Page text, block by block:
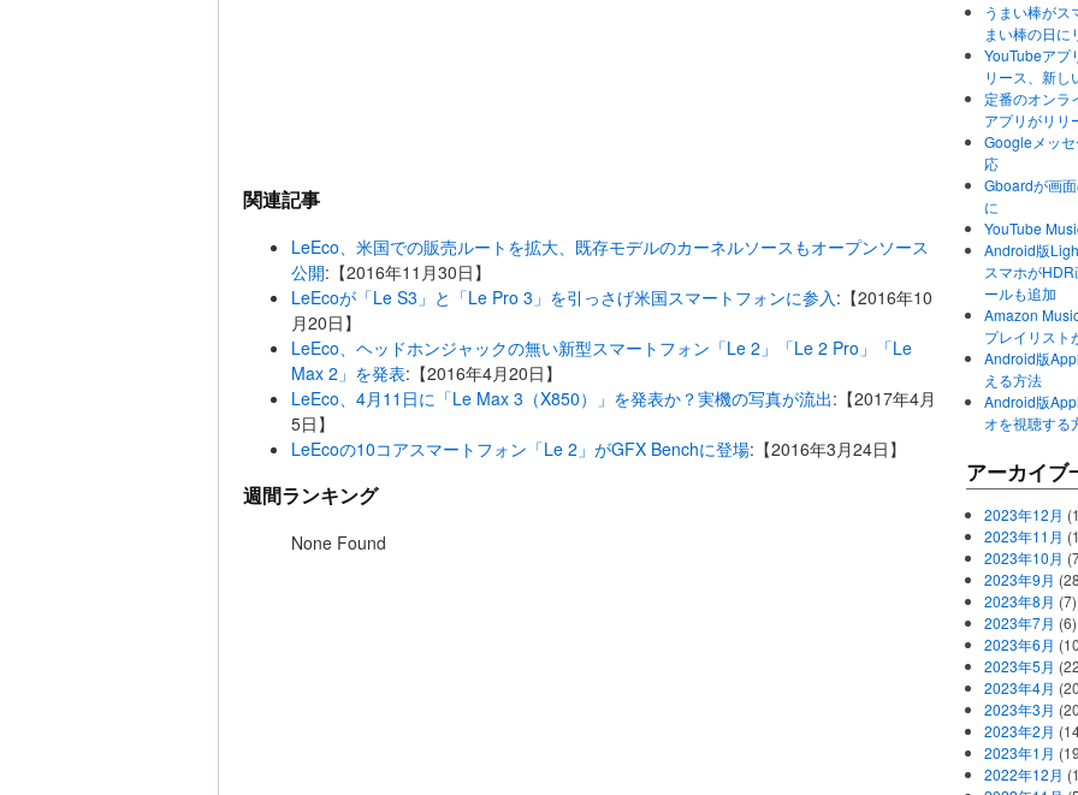
関連記事
LeEco、米国での販売ルートを拡大、既存モデルのカーネルソースもオープンソース
公開:【2016年11月30日】
LeEcoが「Le S3」と「Le Pro 3」を引っさげ米国スマートフォンに参入:【2016年10
月20日】
LeEco、ヘッドホンジャックの無い新型スマートフォン「Le 2」「Le 2 Pro」「Le
Max 2」を発表:【2016年4月20日】
LeEco、4月11日に「Le Max 3（X850）」を発表か？実機の写真が流出:【2017年4月
5日】
LeEcoの10コアスマートフォン「Le 2」がGFX Benchに登場:【2016年3月24日】
週間ランキング
None Found
うまい棒がス
まい棒の日に
YouTubeアプ
リース、新し
定番のオンラ
アプリがリリ
Googleメッ
応
Gboardが画
に
YouTube
Android版
スマホが
ールも追加
Amazon
プレイリスト
Android版
える方法
Android版
オを視聴する
アーカイブ
2023年12月
2023年11月
2023年10月
2023年9月
2023年8月 (7)
2023年7月 (6)
2023年6月
2023年5月
2023年4月
2023年3月
2023年2月
2023年1月
2022年12月